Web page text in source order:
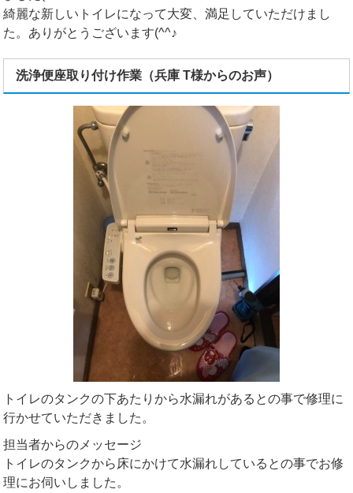
綺麗な新しいトイレになって大変、満足していただけまし
た。ありがとうございます(^^♪
洗浄便座取り付け作業（兵庫 T様からのお声）
トイレのタンクの下あたりから水漏れがあるとの事で修理に
行かせていただきました。
担当者からのメッセージ
トイレのタンクから床にかけて水漏れしているとの事でお修
理にお伺いしました。